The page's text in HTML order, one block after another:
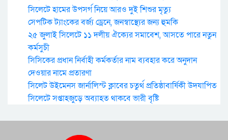
সিলেটে হামের উপসর্গ নিয়ে আরও দুই শিশুর মৃত্যু
সেপটিক ট্যাংকের বর্জ্য ড্রেনে, জনস্বাস্থ্যের জন্য হুমকি
২৫ জুলাই সিলেটে ১১ দলীয় ঐক্যের সমাবেশ, আসতে পারে নতুন
কর্মসুচী
সিসিকের প্রধান নির্বাহী কর্মকর্তার নাম ব্যবহার করে অনুদান
দেওয়ার নামে প্রতারণা
সিলেট উইমেনস জার্নালিস্ট ক্লাবের চতুর্থ প্রতিষ্ঠাবার্ষিকী উদযাপিত
সিলেটে সপ্তাহজুড়ে অব্যাহত থাকবে ভারী বৃষ্টি